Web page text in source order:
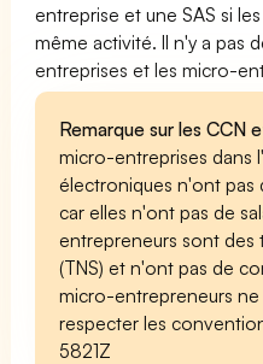
entreprise et une SAS si
même activité. Il n'y a pas
entreprises et les micro-
Remarque sur les CCN
micro-entreprises dans
électroniques n'ont
car elles n'ont pas de
entrepreneurs sont des
(TNS) et n'ont pas de
micro-entrepreneurs
respecter les
5821Z